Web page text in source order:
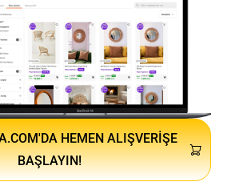
HEMEN ALIŞVERIŞE
BAŞLAYIN!